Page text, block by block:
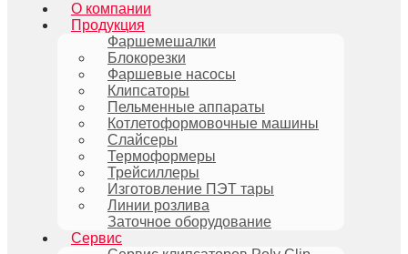
О компании
Продукция
Фаршемешалки
Блокорезки
Фаршевые насосы
Клипсаторы
Пельменные аппараты
Котлетоформовочные машины
Слайсеры
Термоформеры
Трейсиллеры
Изготовление ПЭТ тары
Линии розлива
Заточное оборудование
Сервис